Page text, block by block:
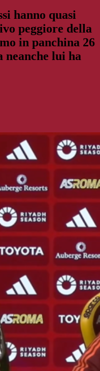
hanno quasi
peggiore della
in panchina 26
lui ha